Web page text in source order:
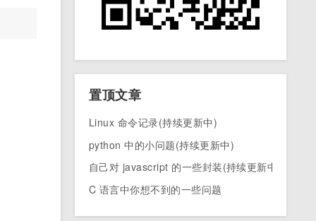
置顶文章
Linux 命令记录(持续更新中)
python 中的小问题(持续更新中)
自己对 javascript 的一些封装(持续更新中)
C 语言中你想不到的一些问题